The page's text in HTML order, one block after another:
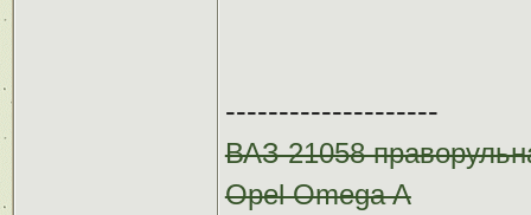
--------------------
ВАЗ 21058
Opel Omega A